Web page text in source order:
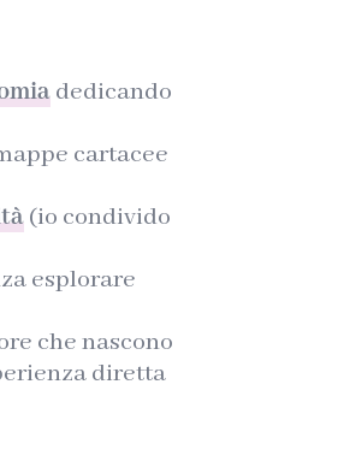
dedicando
cartacee
(io condivido
esplorare
che nascono
diretta